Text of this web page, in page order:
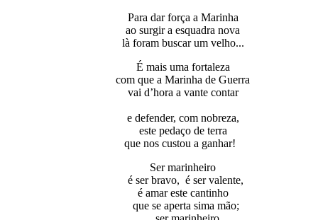
Para dar força а Marinha
ao surgir a esquadra nova
là foram buscar um velho...
É mais uma fortaleza
com que a Marinha de Guerra
vai d’hora а vante contar
e defender, com nobreza,
este pedaço de terra
que nos custou a ganhar!
Ser marinheiro
é ser bravo, é ser valente,
é amar este cantinho
que se aperta sima mão;